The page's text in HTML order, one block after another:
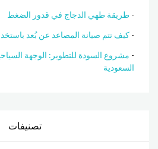
طريقة طهي الدجاج في قدور الضغط
كيف تتم صيانة المصاعد عن بُعد
مشروع السودة للتطوير: الوجهة
السعودية
تصنيفات